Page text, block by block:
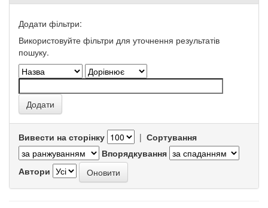
Додати фільтри:
Використовуйте фільтри для уточнення результатів
пошуку.
Вивести на сторінку | Сортування
Впорядкування
Автори